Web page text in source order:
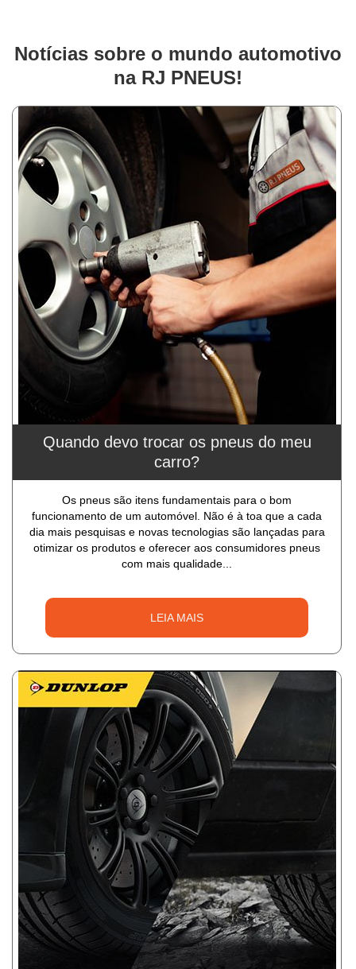
Notícias sobre o mundo automotivo
na RJ PNEUS!
Quando devo trocar os pneus do meu
carro?
Os pneus são itens fundamentais para o bom
funcionamento de um automóvel. Não é à toa que a cada
dia mais pesquisas e novas tecnologias são lançadas para
otimizar os produtos e oferecer aos consumidores pneus
com mais qualidade...
LEIA MAIS